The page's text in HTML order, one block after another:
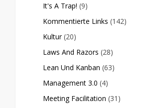
It's A Trap! (9)
Kommentierte Links (142)
Kultur (20)
Laws And Razors (28)
Lean Und Kanban (63)
Management 3.0 (4)
Meeting Facilitation (31)